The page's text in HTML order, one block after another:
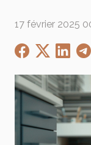
17 février 2025